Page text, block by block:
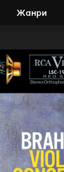
Жанри